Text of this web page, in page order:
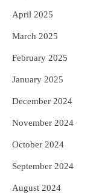
April 2025
March 2025
February 2025
January 2025
December 2024
November 2024
October 2024
September 2024
August 2024